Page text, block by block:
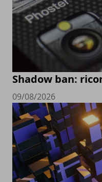
Shadow ban:
09/08/2026